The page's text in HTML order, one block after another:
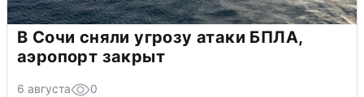
В Сочи сняли угрозу атаки БПЛА,
аэропорт закрыт
6 августа 0